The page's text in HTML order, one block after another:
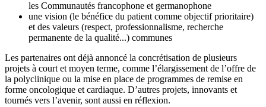
les Communautés francophone et germanophone
une vision (le bénéfice du patient comme objectif prioritaire)
et des valeurs (respect, professionnalisme, recherche
permanente de la qualité...) communes
Les partenaires ont déjà annoncé la concrétisation de plusieurs
projets à court et moyen terme, comme l’élargissement de l’offre de
la polyclinique ou la mise en place de programmes de remise en
forme oncologique et cardiaque. D’autres projets, innovants et
tournés vers l’avenir, sont aussi en réflexion.